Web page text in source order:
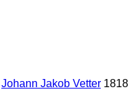
Johann Jakob Vetter1818